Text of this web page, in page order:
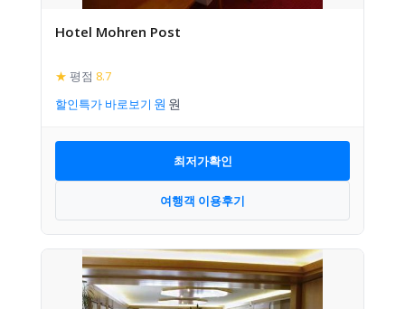
Hotel Mohren Post
★ 평점 8.7
할인특가 바로보기
최저가확인
여행객 이용후기